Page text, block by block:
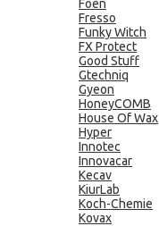
Foen
Fresso
Funky Witch
FX Protect
Good Stuff
Gtechniq
Gyeon
HoneyCOMB
House Of Wax
Hyper
Innotec
Innovacar
Kecav
KiurLab
Koch-Chemie
Kovax